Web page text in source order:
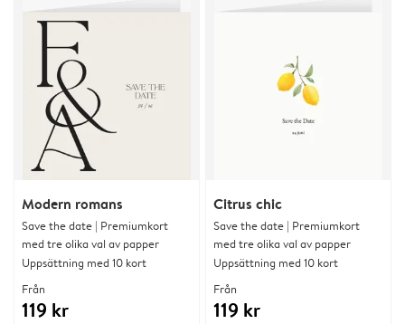
Modern romans
Save the date | Premiumkort
med tre olika val av papper
Uppsättning med 10 kort
Från
119 kr
Citrus chic
Save the date | Premiumkort
med tre olika val av papper
Uppsättning med 10 kort
Från
119 kr